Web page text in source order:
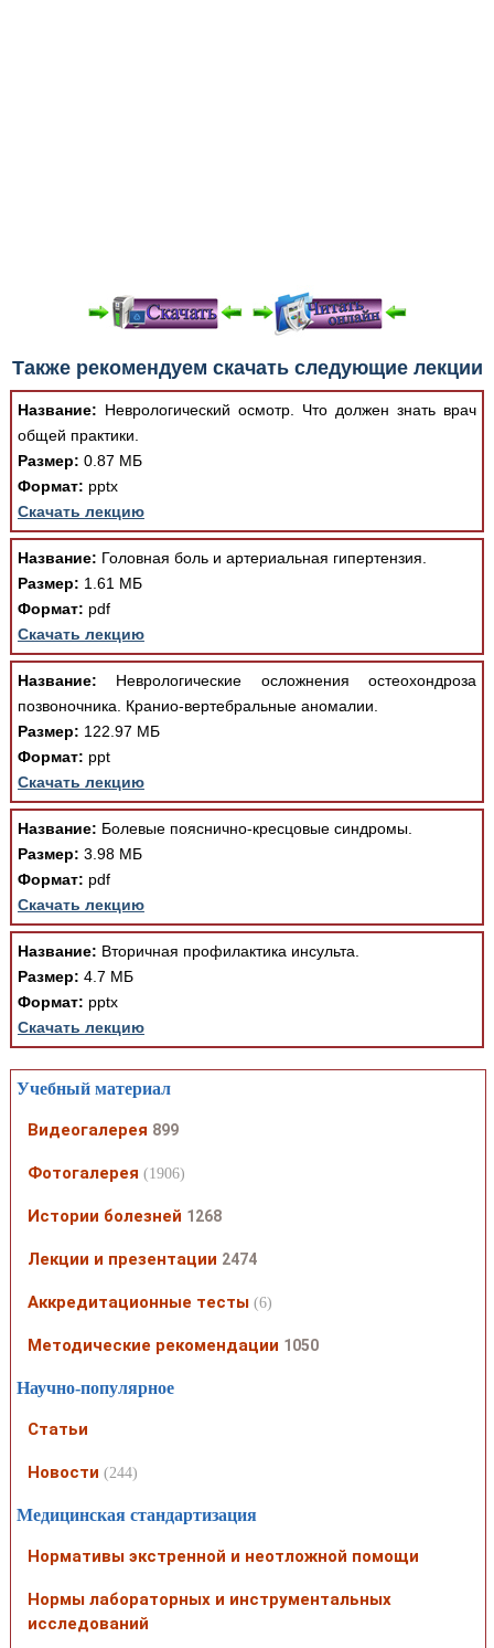
При просмотре в режиме "Читать онлайн" возможны
различные ошибки отображения документа в результате
отсутствия поддержки Вашим браузером шрифтов и
изменения размеров исходных шаблонов. При
скачивании документа данная ошибка устраняется Вашим
программным обеспечением автоматически.
Также рекомендуем скачать следующие лекции
Название: Неврологический осмотр. Что должен знать врач
общей практики.
Размер: 0.87 МБ
Формат: pptx
Скачать лекцию
Название: Головная боль и артериальная гипертензия.
Размер: 1.61 МБ
Формат: pdf
Скачать лекцию
Название: Неврологические осложнения остеохондроза
позвоночника. Кранио-вертебральные аномалии.
Размер: 122.97 МБ
Формат: ppt
Скачать лекцию
Название: Болевые пояснично-кресцовые синдромы.
Размер: 3.98 МБ
Формат: pdf
Скачать лекцию
Название: Вторичная профилактика инсульта.
Размер: 4.7 МБ
Формат: pptx
Скачать лекцию
Учебный материал
Видеогалерея 899
Фотогалерея (1906)
Истории болезней 1268
Лекции и презентации 2474
Аккредитационные тесты (6)
Методические рекомендации 1050
Научно-популярное
Статьи
Новости (244)
Медицинская стандартизация
Нормативы экстренной и неотложной помощи
Нормы лабораторных и инструментальных
исследований